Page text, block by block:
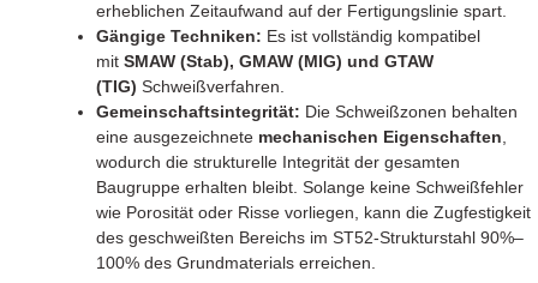
erheblichen Zeitaufwand auf der Fertigungslinie spart.
Gängige Techniken: Es ist vollständig kompatibel
mit SMAW (Stab), GMAW (MIG) und GTAW
(TIG) Schweißverfahren.
Gemeinschaftsintegrität: Die Schweißzonen behalten
eine ausgezeichnete mechanischen Eigenschaften
wodurch die strukturelle Integrität der gesamten
Baugruppe erhalten bleibt. Solange keine Schweißfehler
wie Porosität oder Risse vorliegen, kann die Zugfestigkeit
des geschweißten Bereichs im ST52-Strukturstahl 90%–
100% des Grundmaterials erreichen.